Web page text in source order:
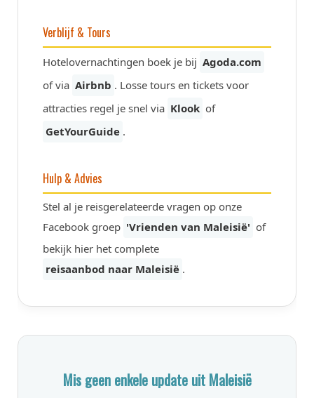
Verblijf & Tours
Hotelovernachtingen boek je bij Agoda.com
of via Airbnb . Losse tours en tickets voor
attracties regel je snel via Klook of
GetYourGuide .
Hulp & Advies
Stel al je reisgerelateerde vragen op onze
Facebook groep 'Vrienden van Maleisië' of
bekijk hier het complete
reisaanbod naar Maleisië .
Mis geen enkele update uit Maleisië